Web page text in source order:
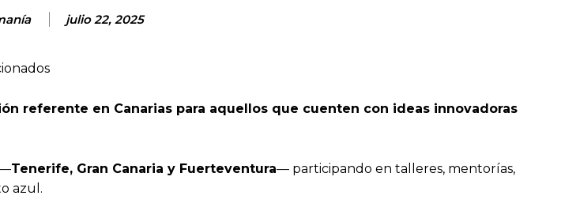
julio 22, 2025
referente en Canarias para aquellos que cuenten con ideas innovadoras
—Tenerife, Gran Canaria y Fuerteventura— participando en talleres, mentorías,
azul.